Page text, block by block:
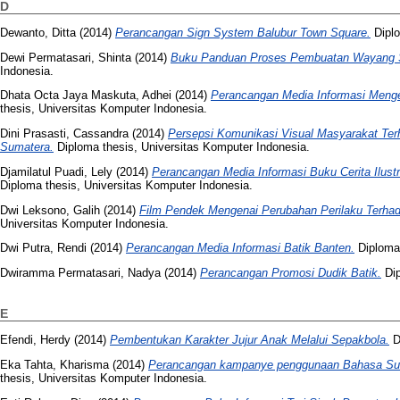
D
Dewanto, Ditta (2014) Perancangan Sign System Balubur Town Square.
Dewi Permatasari, Shinta (2014) Buku Panduan Proses Pembuatan Wayang
Indonesia.
Dhata Octa Jaya Maskuta, Adhei (2014) Perancangan Media Informasi
thesis, Universitas Komputer Indonesia.
Dini Prasasti, Cassandra(2014) Persepsi Komunikasi Visual Masyarakat
Sumatera. Diploma thesis, Universitas Komputer Indonesia.
Djamilatul Puadi, Lely (2014) Perancangan Media Informasi Buku Cerita
Diploma thesis, Universitas Komputer Indonesia.
Dwi Leksono, Galih (2014) Film Pendek Mengenai Perubahan Perilaku
Universitas Komputer Indonesia.
Dwi Putra, Rendi (2014) Perancangan Media Informasi Batik Banten.
Dwiramma Permatasari, Nadya(2014) Perancangan Promosi Dudik Batik.
E
Efendi, Herdy (2014) Pembentukan Karakter Jujur Anak Melalui Sepakbola.
Eka Tahta, Kharisma (2014) Perancangan kampanye penggunaan Bahasa
thesis, Universitas Komputer Indonesia.